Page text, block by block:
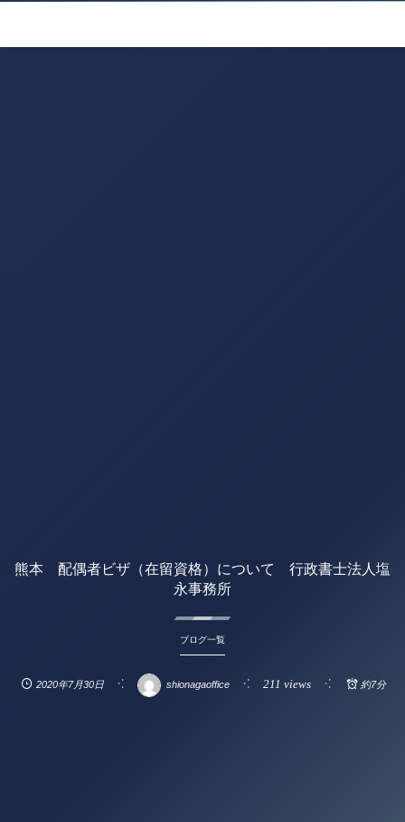
熊本 配偶者ビザ（在留資格）について 行政書士法人塩
永事務所
ブログ一覧
2020年7月30日 shionagaoffice 211 views 約7分